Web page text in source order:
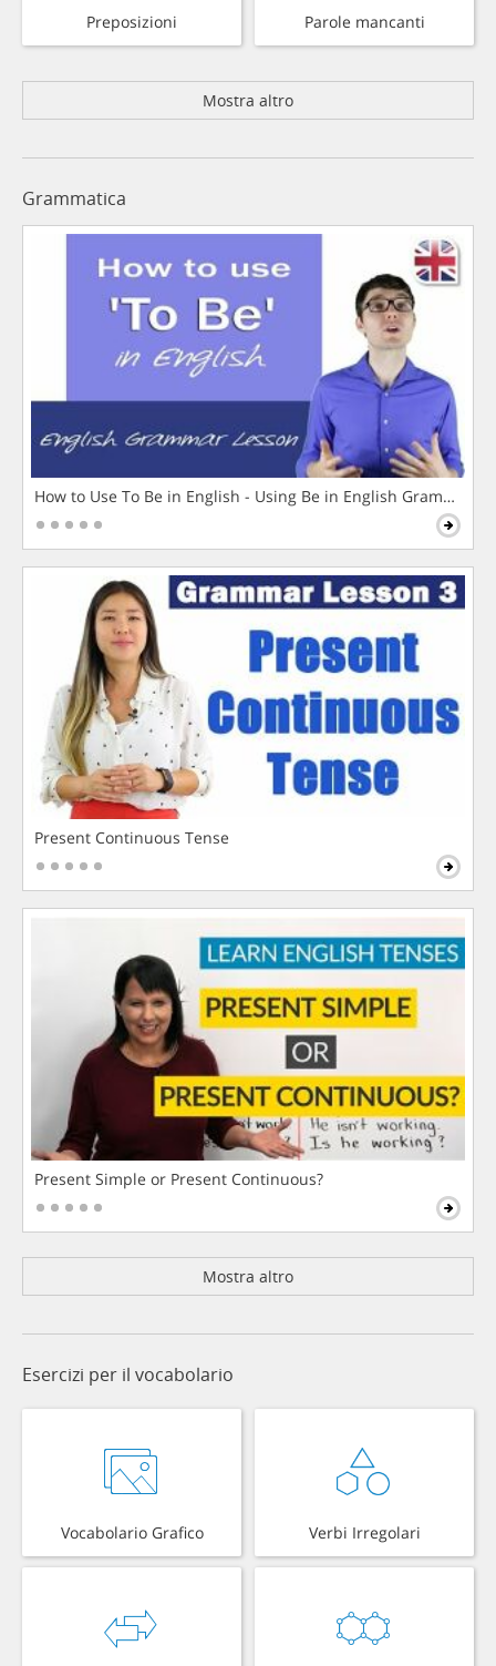
Preposizioni Parole mancanti
Mostra altro
Grammatica
How to Use To Be in English - Using Be in English Grammar
Present Continuous Tense
Present Simple or Present Continuous?
Mostra altro
Esercizi per il vocabolario
Vocabolario Grafico Verbi Irregolari